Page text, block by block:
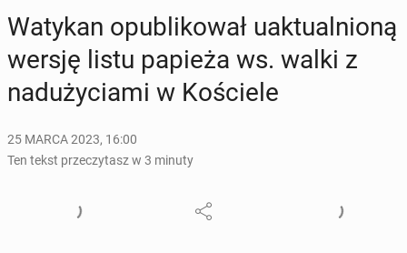
Watykan opu­bli­ko­wał uak­tu­al­nio­ną
wersję listu papieża ws. walki z
nad­uży­cia­mi w Ko­ście­le
25 MARCA 2023, 16:00
Ten tekst przeczytasz w 3 minuty